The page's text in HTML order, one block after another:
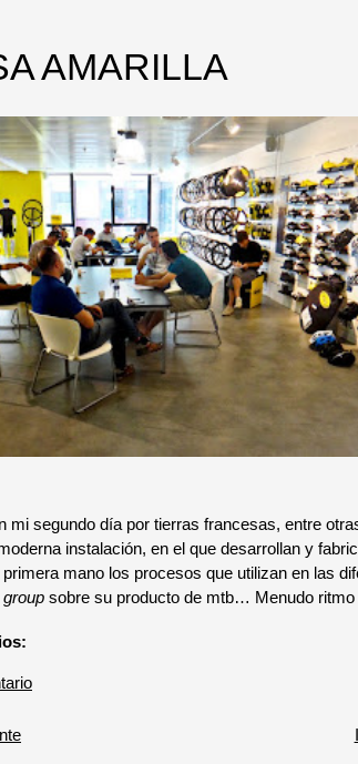
AMARILLA
mi segundo día por tierras francesas, entre
instalación, en el que desarrollan y
mano los procesos que utilizan en las
sobre su producto de mtb… Menudo